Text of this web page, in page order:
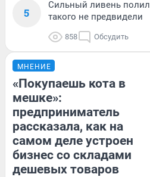
5
Сильный ливень
такого не предвидели
858 Обсудить
МНЕНИЕ
«Покупаешь кота в
мешке»:
предприниматель
рассказала, как на
самом деле устроен
бизнес со складами
дешевых товаров